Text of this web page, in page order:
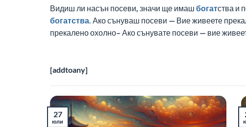
Видиш ли насън посеви, значи ще имаш богатства и
богатства. Ако сънуваш посеви — Вие живеете
прекалено охолно– Ако сънувате посеви — вие
[addtoany]
27
юли